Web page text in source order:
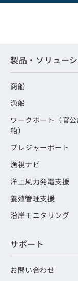
製品・ソリュー
商船
漁船
ワークボート（官
船）
プレジャーボート
漁視ナビ
洋上風力発電支援
養殖管理支援
沿岸モニタリング
サポート
お問い合わせ